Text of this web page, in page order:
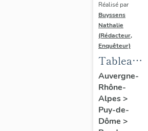
Réalisé par
Buyssens
Nathalie
(Rédacteur,
Enquêteur)
Tableau
d'Eugène
Romain
Van
Auvergne-
Rhône-
Alpes>
Puy-de-
Dôme >